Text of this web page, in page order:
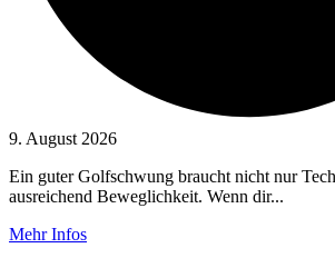
9. August 2026
Ein guter Golfschwung braucht nicht nur
ausreichend Beweglichkeit. Wenn dir...
Mehr Infos